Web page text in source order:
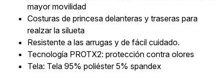
mayor movilidad
Costuras de princesa delanteras y traseras para
realzar la silueta
Resistente a las arrugas y de fácil cuidado.
Tecnología PROTX2: protección contra olores
Tela: Tela 95% poliéster 5% spandex